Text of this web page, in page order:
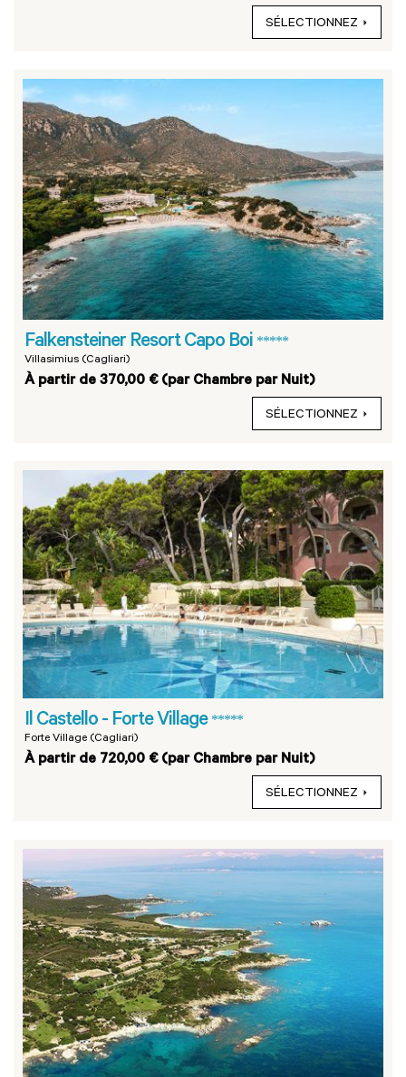
SÉLECTIONNEZ
Falkensteiner Resort Capo Boi *****
Villasimius (Cagliari)
À partir de 370,00 € (par Chambre par Nuit)
SÉLECTIONNEZ
Il Castello - Forte Village *****
Forte Village (Cagliari)
À partir de 720,00 € (par Chambre par Nuit)
SÉLECTIONNEZ